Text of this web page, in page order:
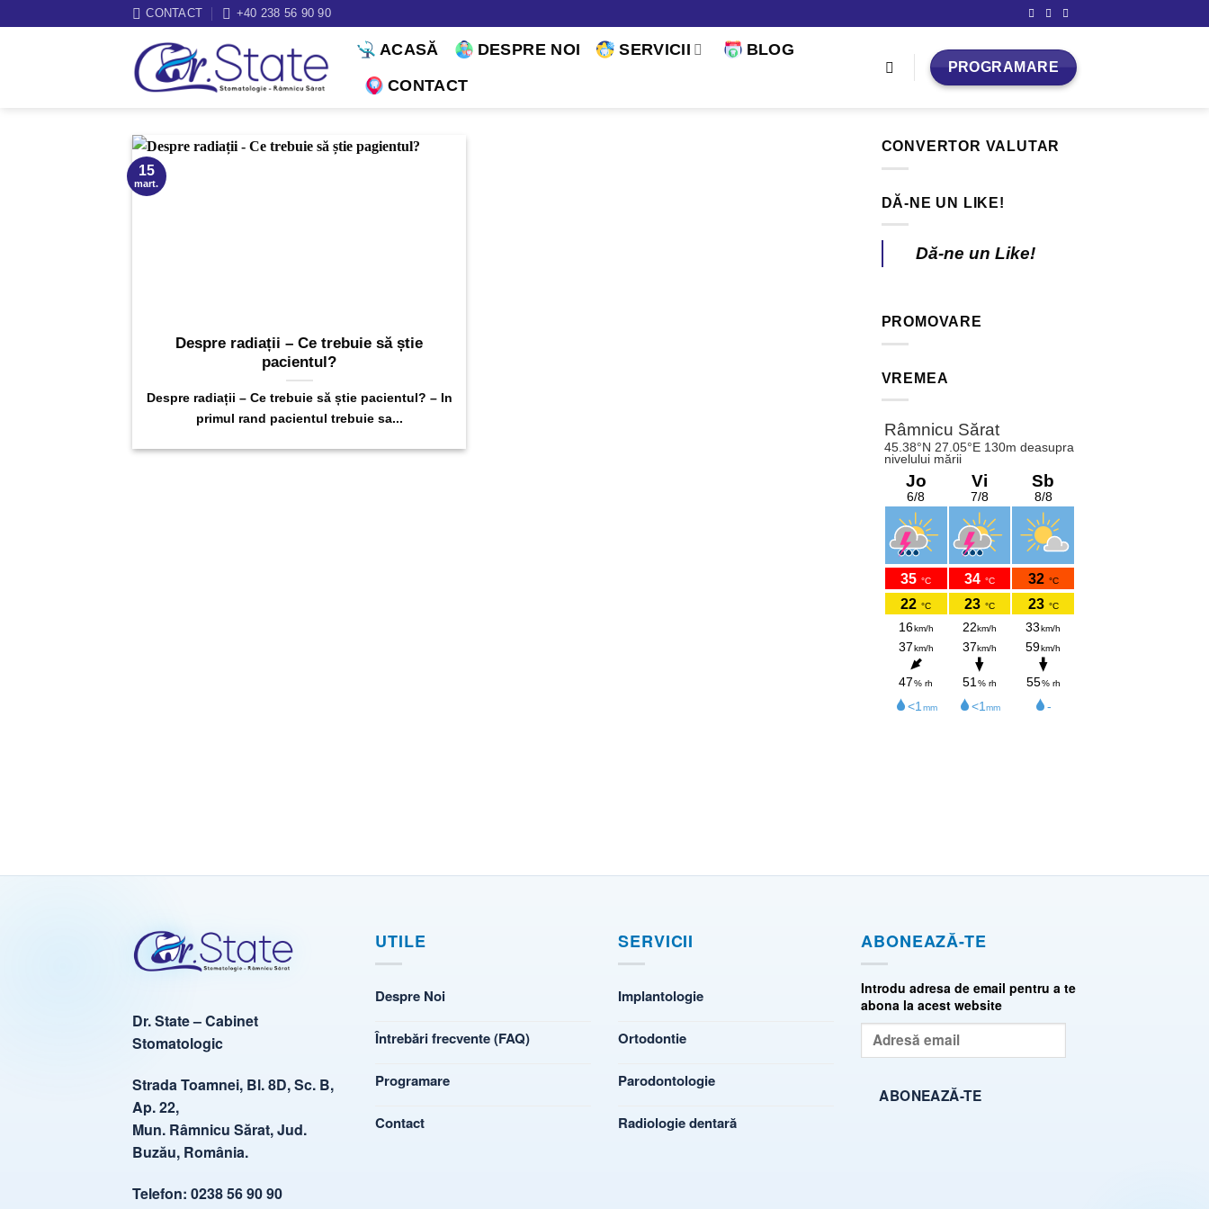
CONTACT +40 238 56 90 90
ACASĂ DESPRE NOI SERVICII
BLOG
CONTACT
PROGRAMARE
Despre radiații – Ce trebuie să știe
pacientul?
Despre radiații – Ce trebuie să știe pacientul? – In
primul rand pacientul trebuie sa...
15
mart.
CONVERTOR VALUTAR
DĂ-NE UN LIKE!
Dă-ne un Like!
PROMOVARE
VREMEA
Dr. State – Cabinet
Stomatologic
Strada Toamnei, Bl. 8D, Sc. B,
Ap. 22,
Mun. Râmnicu Sărat, Jud.
Buzău, România.
Telefon: 0238 56 90 90
UTILE
Despre Noi
Întrebări frecvente (FAQ)
Programare
Contact
SERVICII
Implantologie
Ortodontie
Parodontologie
Radiologie dentară
ABONEAZĂ-TE
Introdu adresa de email pentru a te
abona la acest website
Adresă
ABONEAZĂ-TE